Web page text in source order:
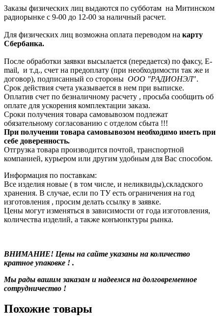
Заказы физических лиц выдаются по субботам на Митинском
радиорынке с 9-00 до 12-00 за наличный расчет.
Для физических лиц возможна оплата переводом на карту
Сбербанка.
После обработки заявки высылается (передается) по факсу, E-
mail, и т.д., счет на предоплату (при необходимости так же и
договор), подписанный со стороны ООО "РАДИОНЭЛ".
Срок действия счета указывается в нем при выписке.
Оплатив счет по безналичному расчету , просьба сообщить об
оплате для ускорения комплектации заказа.
Сроки получения товара самовывозом подлежат
обязательному согласованию с отделом сбыта !!!
При получении товара самовывозом необходимо иметь при
себе доверенность.
Отгрузка товара производится почтой, транспортной
компанией, курьером или другим удобным для Вас способом.
Информация по поставкам:
Все изделия новые ( в том числе, и неликвиды),складского
хранения. В случае, если по ТУ есть ограничения на год
изготовления , просим делать ссылку в заявке.
Цены могут изменяться в зависимости от года изготовления,
количества изделий, а также конъюнктуры рынка.
ВНИМАНИЕ! Цены на сайте указаны на количество
кратное упаковке ! .
Мы рады вашим заказам и надеемся на долговременное
сотрудничество !
Похожие товары